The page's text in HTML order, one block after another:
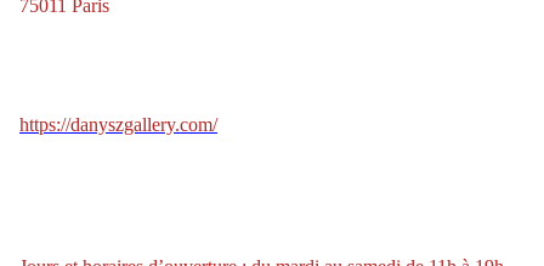
75011 Paris
https://danyszgallery.com/